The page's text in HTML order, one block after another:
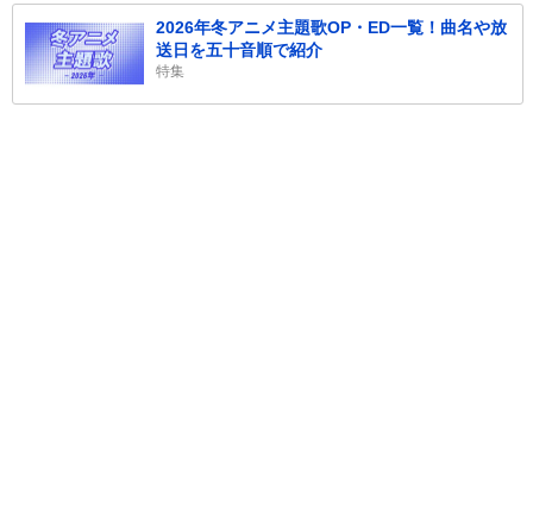
2026年冬アニメ主題歌OP・ED一覧！曲名や放
送日を五十音順で紹介
特集